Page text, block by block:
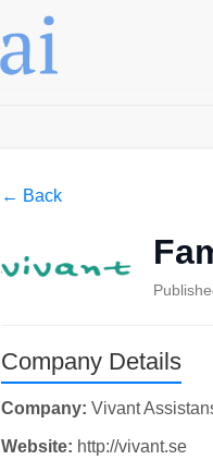
← Back
Company Details
Company: Vivant
Website: http://vivant.se